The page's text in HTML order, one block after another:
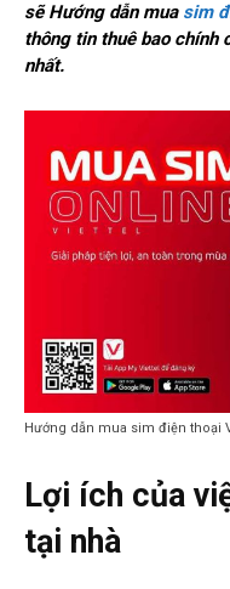
sẽHướng dẫn mua sim
thông tin thuê bao chính
nhất.
Hướng dẫn mua sim điện thoại
Lợi ích của
tại nhà